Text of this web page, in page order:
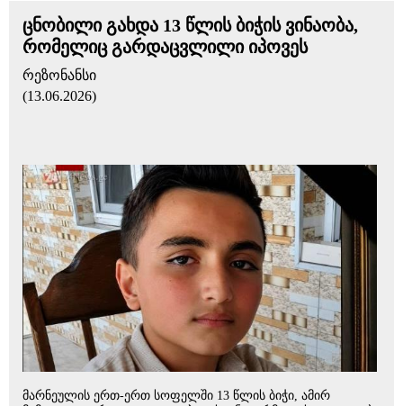
ცნობილი გახდა 13 წლის ბიჭის ვინაობა,
რომელიც გარდაცვლილი იპოვეს
რეზონანსი
(13.06.2026)
მარ­ნე­უ­ლის ერთ-ერთ სო­ფელ­ში 13 წლის ბიჭი, ამირ